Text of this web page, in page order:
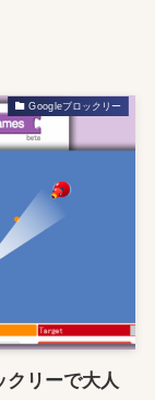
Googleブロックリー
クリーで大人